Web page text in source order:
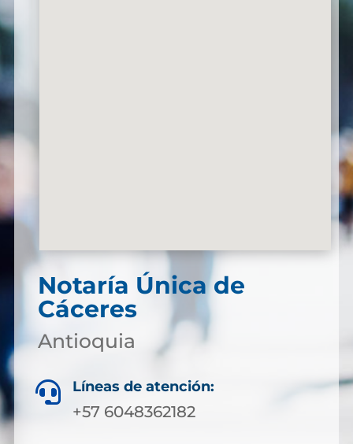
Notaría Única de
Cáceres
Antioquia
 Líneas de atención:
+57 6048362182